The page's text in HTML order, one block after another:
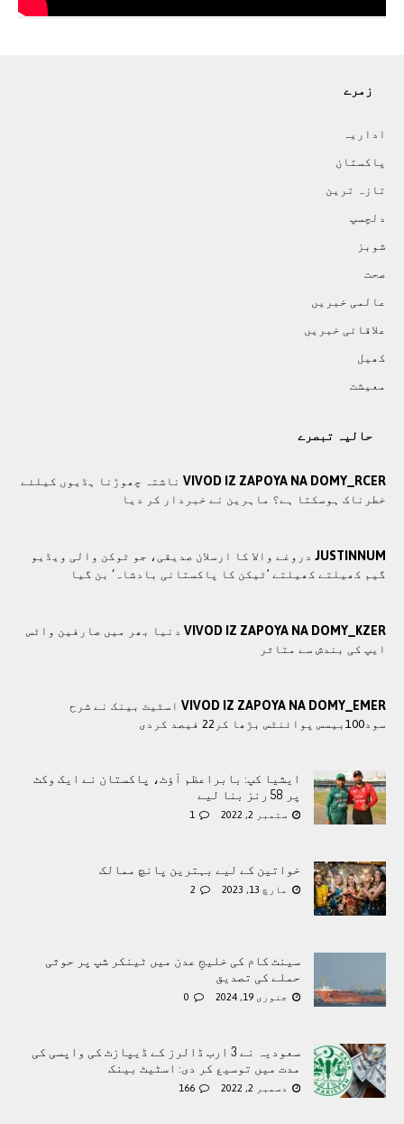
زمرے
اداريہ
پاکستان
تازہ ترين
دلچسپ
شوبز
صحت
عالمی خبريں
علاقائی خبريں
کھيل
معيشت
حالیہ تبصرے
VIVOD IZ ZAPOYA NA DOMY_RCER ناشتہ چھوڑنا ہڈیوں کیلئے
خطرناک ہوسکتا ہے؟ ماہرین نے خبردار کر دیا
JUSTINNUM دروغے والا کا ارسلان صدیقی، جو ٹوکن والی ویڈیو
گیم کھیلتے کھیلتے ’ٹیکن کا پاکستانی بادشاہ‘ بن گیا
VIVOD IZ ZAPOYA NA DOMY_KZER دنیا بھر میں صارفین واٹس
ایپ کی بندش سے متاثر
VIVOD IZ ZAPOYA NA DOMY_EMER اسٹیٹ بینک نے شرح
سود100بیسس پوائنٹس بڑھا کر22 فیصد کردی
ایشیا کپ: بابراعظم آؤٹ، پاکستان نے ایک وکٹ
پر 58 رنز بنا لیے
ستمبر 2, 2022 1
خواتین کے لیے بہترین پانچ ممالک
مارچ 13, 2023 2
سینٹ کام کی خلیجِ عدن میں ٹینکر شپ پر حوثی
حملے کی تصدیق
جنوری 19, 2024 0
سعودیہ نے 3 ارب ڈالرز کے ڈیپازٹ کی واپسی کی
مدت میں توسیع کر دی: اسٹیٹ بینک
دسمبر 2, 2022 166